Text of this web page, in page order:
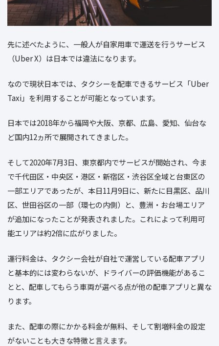
先に述べたように、一般人が自家用車で運送を行うサービス
（Uber X）は日本では違法になります。
なので現状日本では、タクシーを配車できるサービス「Uber
Taxi」を利用することが可能となっています。
日本では2018年から福岡や大阪、京都、広島、愛知、仙台な
ど国内12ヵ所で展開されてきました。
そして2020年7月3日、東京都内でサービスが開始され、今ま
で千代田区・中央区・港区・新宿区・渋谷区全域と台東区の
一部エリアであったが、本日11月9日に、新たに目黒区、品川
区、世田谷区の一部（環七の内側）と、豊洲・お台場エリア
が追加になったことが発表されました。これによって利用可
能エリアは約2倍に広がりました。
運行料金は、タクシー会社が自社で運営している配車アプリ
と基本的には変わらないが、ドライバーの評価機能があるこ
とと、配車してもらう車両が選べる点が他の配車アプリと異な
ります。
また、配車の際にかかる料金が無料、そして割増料金の設定
がないことも大きな特徴と言えます。